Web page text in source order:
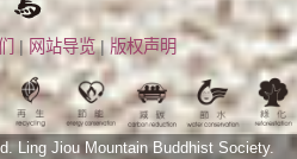
|网站导览| 版权声明
Ling Jiou Mountain Buddhist Society.